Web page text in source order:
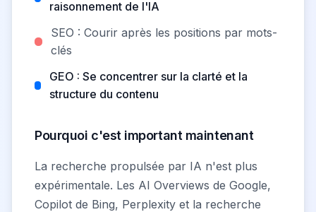
raisonnement de l'IA
SEO : Courir après les positions par mots-
clés
GEO : Se concentrer sur la clarté et la
structure du contenu
Pourquoi c'est important maintenant
La recherche propulsée par IA n'est plus
expérimentale. Les AI Overviews de Google,
Copilot de Bing, Perplexity et la recherche